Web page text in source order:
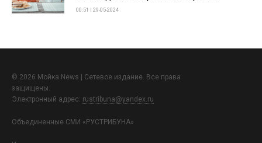
00:51 | 29-05-2024
© 2026 Мойка News | Сетевое издание. Все права
защищены.
Электронный адрес: rustribuna@yandex.ru
Объединенные СМИ «РУСТРИБУНА»